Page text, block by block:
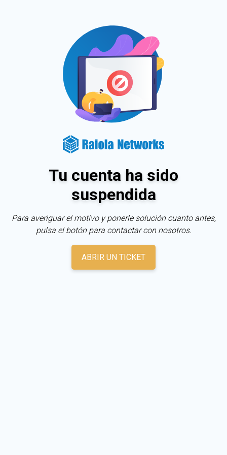
Tu cuenta ha sido
suspendida
Para averiguar el motivo y ponerle solución cuanto antes,
pulsa el botón para contactar con nosotros.
ABRIR UN TICKET